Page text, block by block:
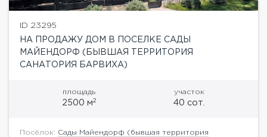
ID 23295
НА ПРОДАЖУ ДОМ В ПОСЕЛКЕ САДЫ
МАЙЕНДОРФ (БЫВШАЯ ТЕРРИТОРИЯ
САНАТОРИЯ БАРВИХА)
площадь
2500 м2
участок
40 сот.
Посёлок: Сады Майендорф (бывшая территория